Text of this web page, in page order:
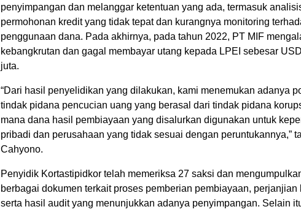
penyimpangan dan melanggar ketentuan yang ada, termasuk
permohonan kredit yang tidak tepat dan kurangnya monitoring
penggunaan dana. Pada akhirnya, pada tahun 2022, PT MIF
kebangkrutan dan gagal membayar utang kepada LPEI sebesar
juta.
“Dari hasil penyelidikan yang dilakukan, kami menemukan adanya
tindak pidana pencucian uang yang berasal dari tindak pidana
mana dana hasil pembiayaan yang disalurkan digunakan untuk
pribadi dan perusahaan yang tidak sesuai dengan peruntukannya,”
Cahyono.
Penyidik Kortastipidkor telah memeriksa 27 saksi dan
berbagai dokumen terkait proses pemberian pembiayaan, perjanjian
serta hasil audit yang menunjukkan adanya penyimpangan. Selain